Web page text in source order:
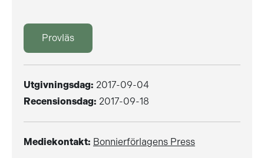
Provläs
Utgivningsdag: 2017-09-04
Recensionsdag: 2017-09-18
Mediekontakt: Bonnierförlagens Press